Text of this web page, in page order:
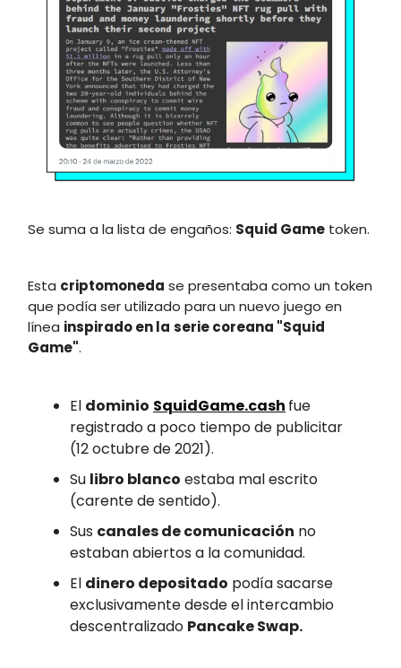
Se suma a la lista de engaños: Squid Game token.
Esta criptomoneda se presentaba como un token
que podía ser utilizado para un nuevo juego en
línea inspirado en la serie coreana "Squid
Game".
El dominio SquidGame.cash fue
registrado a poco tiempo de publicitar
(12 octubre de 2021).
Su libro blanco estaba mal escrito
(carente de sentido).
Sus canales de comunicación no
estaban abiertos a la comunidad.
El dinero depositado podía sacarse
exclusivamente desde el intercambio
descentralizado Pancake Swap.